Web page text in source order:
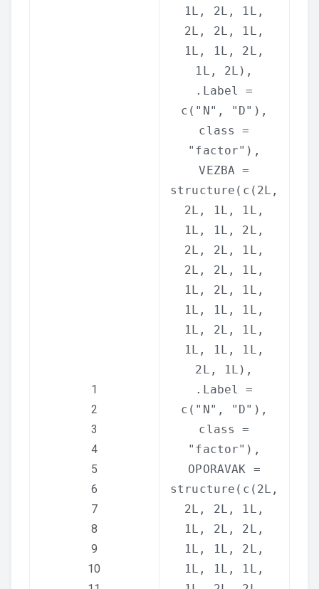
1
2
3
4
5
6
7
8
9
10
1L, 2L, 1L,
2L, 2L, 1L,
1L, 1L, 2L,
1L, 2L),
.Label =
c ( "N" , "D" ),
class =
"factor" ),
VEZBA =
structure ( c (2L,
2L, 1L, 1L,
1L, 1L, 2L,
2L, 2L, 1L,
2L, 2L, 1L,
1L, 2L, 1L,
1L, 1L, 1L,
1L, 2L, 1L,
1L, 1L, 1L,
2L, 1L),
.Label =
c ( "N" , "D" ),
class =
"factor" ),
OPORAVAK =
structure ( c (2L,
2L, 2L, 1L,
1L, 2L, 2L,
1L, 1L, 2L,
1L, 1L, 1L,